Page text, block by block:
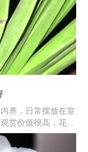
养，日常摆放在室
赏价值很高，花朵
境。并且蝴蝶兰白
释放出氧气，改善